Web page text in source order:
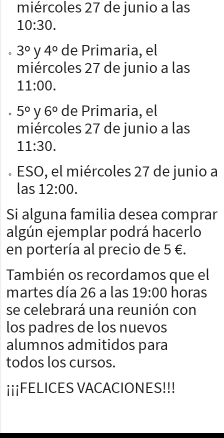
miércoles 27 de junio a las
10:30.
3º y 4º de Primaria, el
miércoles 27 de junio a las
11:00.
5º y 6º de Primaria, el
miércoles 27 de junio a las
11:30.
ESO, el miércoles 27 de junio a
las 12:00.
Si alguna familia desea comprar
algún ejemplar podrá hacerlo
en portería al precio de 5 €.
También os recordamos que el
martes día 26 a las 19:00 horas
se celebrará una reunión con
los padres de los nuevos
alumnos admitidos para
todos los cursos.
¡¡¡FELICES VACACIONES!!!